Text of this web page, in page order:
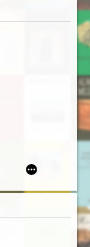
- a case
2003
czterech